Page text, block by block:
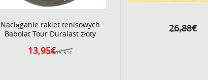
Naciąganie rakiet tenisowych
Babolat Tour Duralast złoty
15,51€
13,95€
26,88€